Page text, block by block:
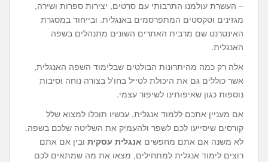
– העשרת עולמנו התרבותי עם סרטים, יצירות ספרות ושירה,
מגזינים וטקסטים המתפרסמים באנגלית. ובייחוד במסגרת
האינטרנט שם מרבית האתרים השונים מתנהלים בשפה
האנגלית.
אלה רק כמה מהיתרונות הבולטים שבלימוד השפה האנגלית,
אשר כוללים גם את היכולת לטייל בחו'ל בצורה נוחה וסיבות
נוספות כגון שאיפותינו לשיפור עצמי.
אם מעניין אתכם ללמוד אנגלית, עכשיו תוכלו למצוא שלל
קורסים שיסייעו לכם לשפר ולהעמיק את השליטה שלכם בשפה.
לא משנה אם אתם מחפשים אנגלית עסקית ובין אם אתם
רוצים לימוד אנגלית למתחילים, מצאו את מה שמתאים לכם